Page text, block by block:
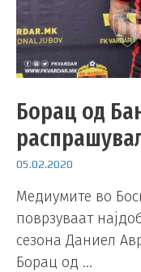
Борац од
05.02.2020
Медиумите во
поврзуваат
сезона Даниел
Борац од …